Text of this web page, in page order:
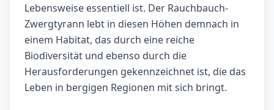
Lebensweise essentiell ist. Der Rauchbauch-
Zwergtyrann lebt in diesen Höhen demnach in
einem Habitat, das durch eine reiche
Biodiversität und ebenso durch die
Herausforderungen gekennzeichnet ist, die das
Leben in bergigen Regionen mit sich bringt.